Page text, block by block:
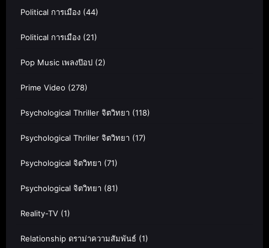
Political การเมือง (44)
Political การเมือง (21)
Pop Music เพลงป๊อป (2)
Prime Video (278)
Psychological Thriller จิตวิทยา (118)
Psychological Thriller จิตวิทยา (17)
Psychological จิตวิทยา (71)
Psychological จิตวิทยา (81)
Reality-TV (1)
Relationship ดราม่าความสัมพันธ์ (1)